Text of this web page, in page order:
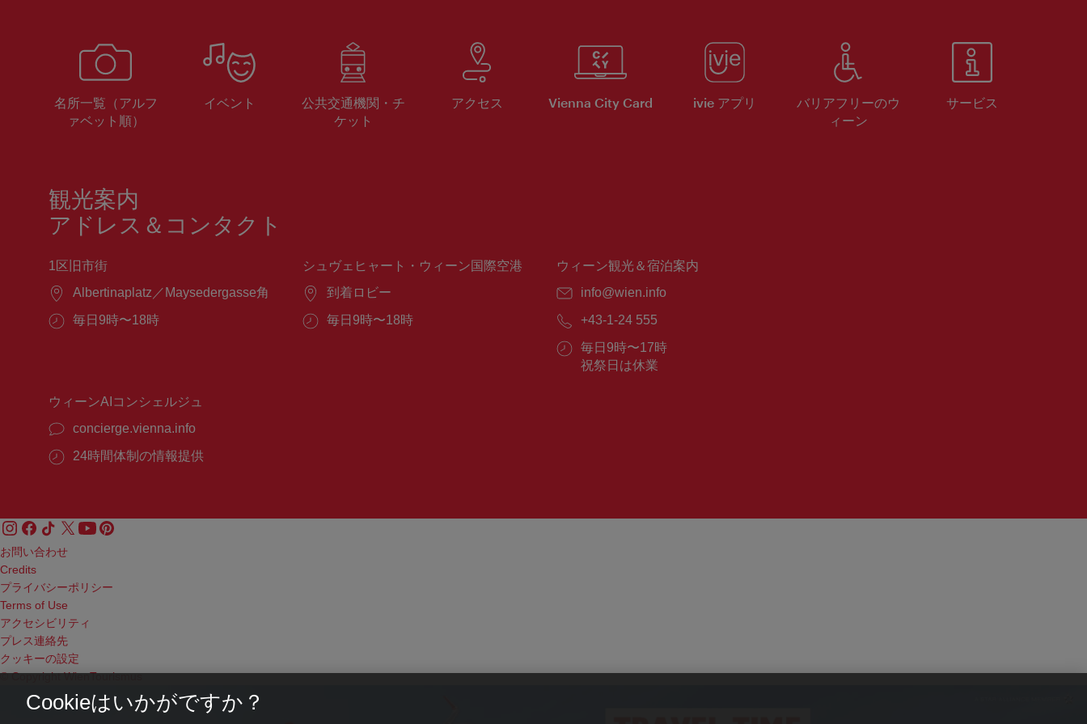
名所一覧（アルフ
ァベット順）
イベント
公共交通機関・チ
ケット
アクセス Vienna City Card ivie アプリ
バリアフリーのウ
ィーン
サービス
観光案内
アドレス＆コンタクト
1区旧市街
場
Albertinaplatz／Maysedergasse角
営
毎日9時〜18時
シュヴェヒャート・ウィーン国際空港
場
到着ロビー
営
毎日9時〜18時
ウィーン観光＆宿泊案内
E
ー
ル：
info@wien.info
電
番
号：
+43-1-24 555
営
業
毎日9時〜17時
祝祭日は休業
ウィーンAIコンシェルジュ
concierge.vienna.info
24時間体制の情報提供
お問い合わせ
Credits
プライバシーポリシー
Terms of Use
アクセシビリティ
プレス連絡先
クッキーの設定
© Copyright WienTourismus
Cookieはいかがですか？